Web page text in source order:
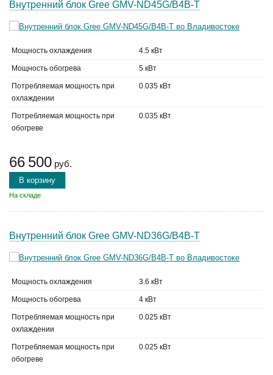
Внутренний блок Gree GMV-ND45G/B4B-T
Мощность охлаждения 4.5 кВт
Мощность обогрева 5 кВт
Потребляемая мощность при
охлаждении
0.035 кВт
Потребляемая мощность при
обогреве
0.035 кВт
66 500 руб.
В корзину
На складе
Внутренний блок Gree GMV-ND36G/B4B-T
Мощность охлаждения 3.6 кВт
Мощность обогрева 4 кВт
Потребляемая мощность при
охлаждении
0.025 кВт
Потребляемая мощность при
обогреве
0.025 кВт